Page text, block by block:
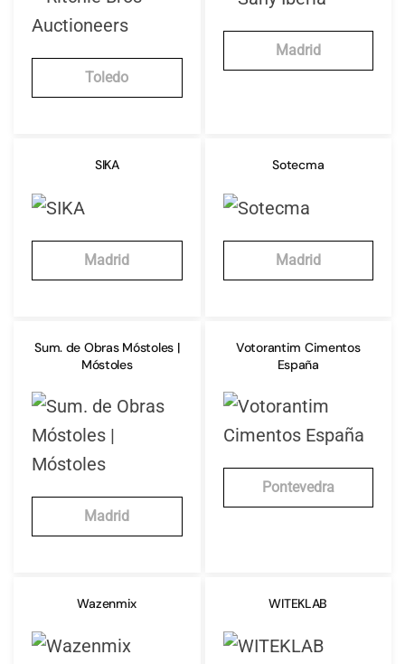
Toledo
Madrid
SIKA
Madrid
Sotecma
Madrid
Sum. de Obras Móstoles |
Móstoles
Madrid
Votorantim Cimentos
España
Pontevedra
Wazenmix WITEKLAB